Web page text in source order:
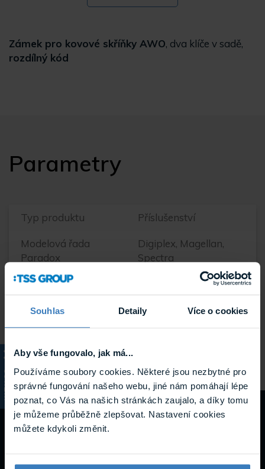
Souhlas Detaily Více o cookies
Aby vše fungovalo, jak má...
Používáme soubory cookies. Některé jsou nezbytné pro
správné fungování našeho webu, jiné nám pomáhají lépe
poznat, co Vás na našich stránkách zaujalo, a díky tomu
je můžeme průběžně zlepšovat. Nastavení cookies
můžete kdykoli změnit.
KATALOG
Zámek pro kovové skříňky AWO, dva klíče v sadě,
rozdílný kód
Parametry
Typ produktu Příslušenství
Modelová řada
Paradox
Digiplex, Magellan,
Spectra
Systém
Výrobce Jiný